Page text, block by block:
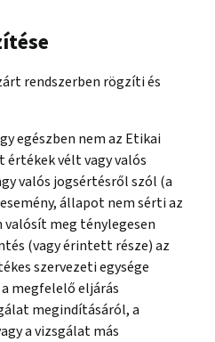
rendszerben rögzíti és
egészben nem az Etikai
vélt vagy valós
valós jogsértésről szól (a
állapot nem sérti az
meg ténylegesen
(vagy érintett része) az
szervezeti egysége
megfelelő eljárás
megindításáról, a
a vizsgálat más